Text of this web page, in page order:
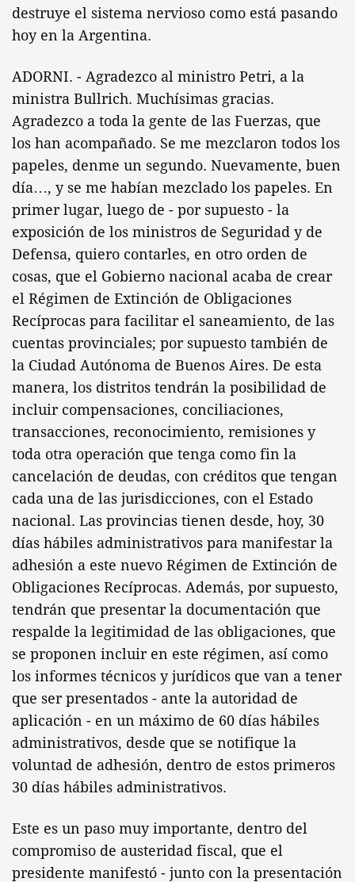
destruye el sistema nervioso como está pasando
hoy en la Argentina.
ADORNI. - Agradezco al ministro Petri, a la
ministra Bullrich. Muchísimas gracias.
Agradezco a toda la gente de las Fuerzas, que
los han acompañado. Se me mezclaron todos los
papeles, denme un segundo. Nuevamente, buen
día…, y se me habían mezclado los papeles. En
primer lugar, luego de - por supuesto - la
exposición de los ministros de Seguridad y de
Defensa, quiero contarles, en otro orden de
cosas, que el Gobierno nacional acaba de crear
el Régimen de Extinción de Obligaciones
Recíprocas para facilitar el saneamiento, de las
cuentas provinciales; por supuesto también de
la Ciudad Autónoma de Buenos Aires. De esta
manera, los distritos tendrán la posibilidad de
incluir compensaciones, conciliaciones,
transacciones, reconocimiento, remisiones y
toda otra operación que tenga como fin la
cancelación de deudas, con créditos que tengan
cada una de las jurisdicciones, con el Estado
nacional. Las provincias tienen desde, hoy, 30
días hábiles administrativos para manifestar la
adhesión a este nuevo Régimen de Extinción de
Obligaciones Recíprocas. Además, por supuesto,
tendrán que presentar la documentación que
respalde la legitimidad de las obligaciones, que
se proponen incluir en este régimen, así como
los informes técnicos y jurídicos que van a tener
que ser presentados - ante la autoridad de
aplicación - en un máximo de 60 días hábiles
administrativos, desde que se notifique la
voluntad de adhesión, dentro de estos primeros
30 días hábiles administrativos.
Este es un paso muy importante, dentro del
compromiso de austeridad fiscal, que el
presidente manifestó - junto con la presentación